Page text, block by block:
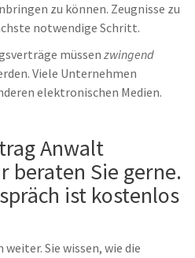
zu können. Zeugnisse zu
notwendige Schritt.
müssen zwingend
Viele Unternehmen
elektronischen Medien.
Anwalt
beraten Sie gerne.
ist kostenlos
Sie wissen, wie die